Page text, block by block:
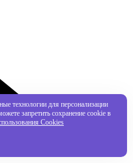
технологии для персонализации
запретить сохранение cookie в
Cookies